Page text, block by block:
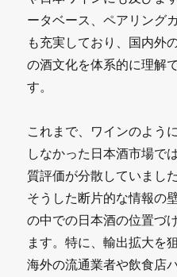
ータベース、ペアリング
も充実しており、国内外
の酒文化を体系的に理解
す。
これまで、ワインのよう
しなかった日本酒市場で
質評価が分散していまし
そうした断片的な情報の
の中での日本酒の位置づ
ます。特に、輸出拡大を
海外の流通業者や飲食店